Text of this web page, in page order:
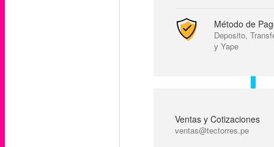
Método de
Deposito,
y Yape
Ventas y Cotizaciones
ventas@tectorres.pe